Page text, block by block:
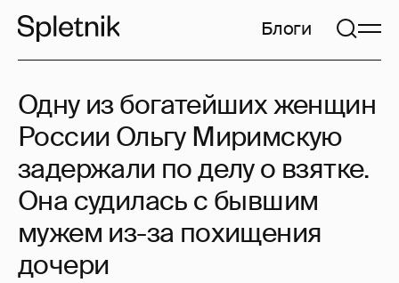
Блоги
Одну из богатейших женщин
России Ольгу Миримскую
задержали по делу о взятке.
Она судилась с бывшим
мужем из-за похищения
дочери